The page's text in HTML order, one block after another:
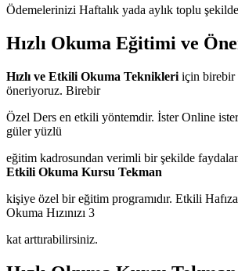
Ödemelerinizi Haftalık yada aylık toplu
Hızlı Okuma Eğitimi ve
Hızlı ve Etkili Okuma Teknikleri için birebir
öneriyoruz. Birebir
Özel Ders en etkili yöntemdir. İster Online
güler yüzlü
eğitim kadrosundan verimli bir şekilde
Etkili Okuma Kursu Tekman
kişiye özel bir eğitim programıdır. Etkili
Okuma Hızınızı 3
kat arttırabilirsiniz.